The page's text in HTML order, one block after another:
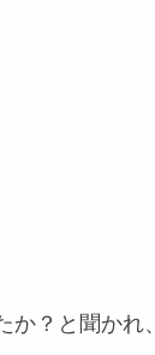
？と聞かれ、